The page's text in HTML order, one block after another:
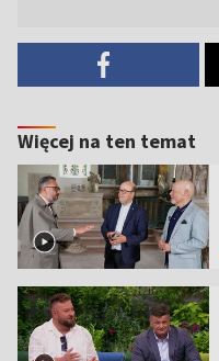
Więcej na ten temat